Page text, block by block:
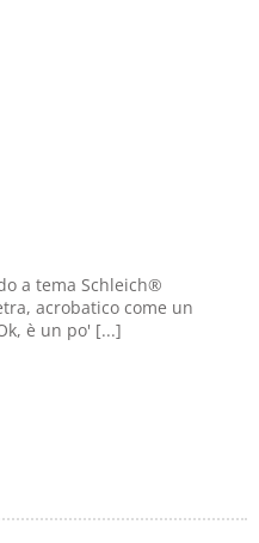
a tema Schleich®
acrobatico come un
è un po' [...]